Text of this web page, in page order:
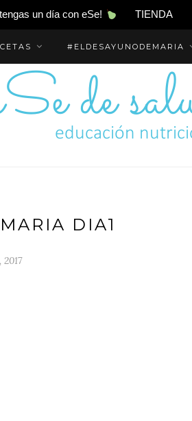
un día con eSe! TIENDA
#ELDESAYUNODEMARIA
DIA1